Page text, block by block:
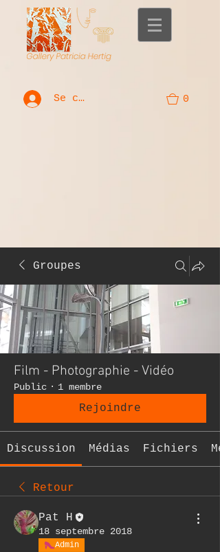
Se connecter 0
Groupes
Film - Photographie - Vidéo
Public · 1 membre
Rejoindre
Discussion Médias Fichiers
Retour
Pat H
18 septembre 2018
Admin